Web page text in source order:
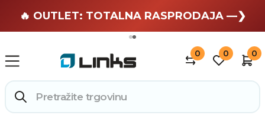
🏄 Zaslužuješ odmor —❯
🔥 OUTLET: TOTALNA RASPRODAJA —❯
0 0 0